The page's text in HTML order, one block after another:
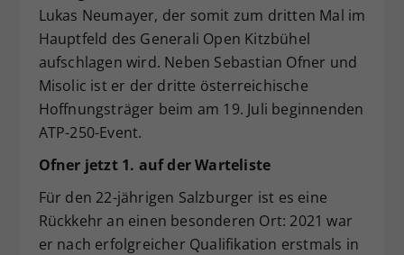
Lukas Neumayer, der somit zum dritten Mal im
Hauptfeld des Generali Open Kitzbühel
aufschlagen wird. Neben Sebastian Ofner und
Misolic ist er der dritte österreichische
Hoffnungsträger beim am 19. Juli beginnenden
ATP-250-Event.
Ofner jetzt 1. auf der Warteliste
Für den 22-jährigen Salzburger ist es eine
Rückkehr an einen besonderen Ort: 2021 war
er nach erfolgreicher Qualifikation erstmals in